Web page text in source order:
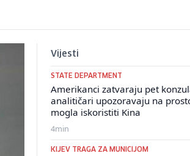
Vijesti
STATE DEPARTMENT
Amerikanci zatvaraju pet
analitičari upozoravaju na
mogla iskoristiti Kina
4min
KIJEV TRAGA ZA MUNICIJOM